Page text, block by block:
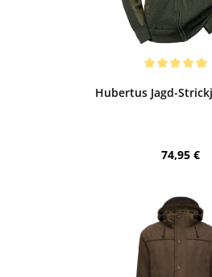
Hubertus Jagd-
Regulärer
74,95 €